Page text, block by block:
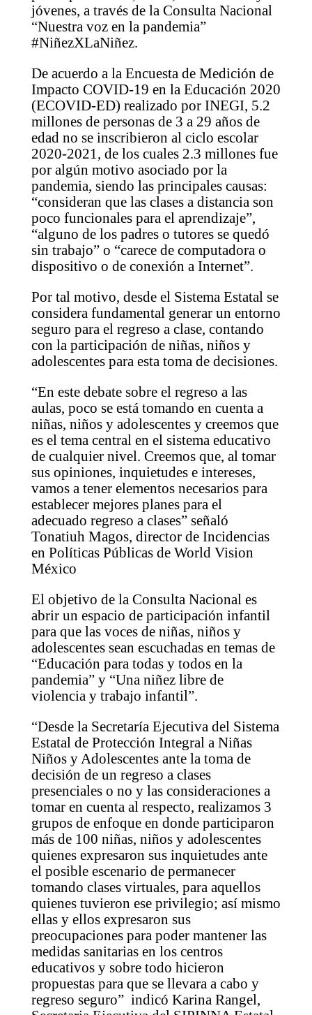
jóvenes, a través de la Consulta Nacional
“Nuestra voz en la pandemia”
#NiñezXLaNiñez.
De acuerdo a la Encuesta de Medición de
Impacto COVID-19 en la Educación 2020
(ECOVID-ED) realizado por INEGI, 5.2
millones de personas de 3 a 29 años de
edad no se inscribieron al ciclo escolar
2020-2021, de los cuales 2.3 millones fue
por algún motivo asociado por la
pandemia, siendo las principales causas:
“consideran que las clases a distancia son
poco funcionales para el aprendizaje”,
“alguno de los padres o tutores se quedó
sin trabajo” o “carece de computadora o
dispositivo o de conexión a Internet”.
Por tal motivo, desde el Sistema Estatal se
considera fundamental generar un entorno
seguro para el regreso a clase, contando
con la participación de niñas, niños y
adolescentes para esta toma de decisiones.
“En este debate sobre el regreso a las
aulas, poco se está tomando en cuenta a
niñas, niños y adolescentes y creemos que
es el tema central en el sistema educativo
de cualquier nivel. Creemos que, al tomar
sus opiniones, inquietudes e intereses,
vamos a tener elementos necesarios para
establecer mejores planes para el
adecuado regreso a clases” señaló
Tonatiuh Magos, director de Incidencias
en Políticas Públicas de World Vision
México
El objetivo de la Consulta Nacional es
abrir un espacio de participación infantil
para que las voces de niñas, niños y
adolescentes sean escuchadas en temas de
“Educación para todas y todos en la
pandemia” y “Una niñez libre de
violencia y trabajo infantil”.
“Desde la Secretaría Ejecutiva del Sistema
Estatal de Protección Integral a Niñas
Niños y Adolescentes ante la toma de
decisión de un regreso a clases
presenciales o no y las consideraciones a
tomar en cuenta al respecto, realizamos 3
grupos de enfoque en donde participaron
más de 100 niñas, niños y adolescentes
quienes expresaron sus inquietudes ante
el posible escenario de permanecer
tomando clases virtuales, para aquellos
quienes tuvieron ese privilegio; así mismo
ellas y ellos expresaron sus
preocupaciones para poder mantener las
medidas sanitarias en los centros
educativos y sobre todo hicieron
propuestas para que se llevara a cabo y
regreso seguro” indicó Karina Rangel,